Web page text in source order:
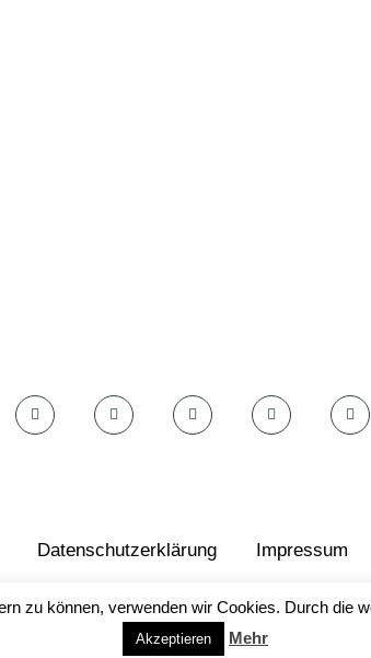
Datenschutzerklärung Impressum
NACH OBEN
zu können, verwenden wir Cookies. Durch die
Akzeptieren Mehr